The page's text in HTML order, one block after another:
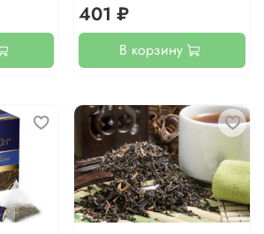
401 ₽
В корзину